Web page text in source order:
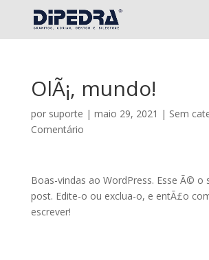
OlÃ¡, mundo!
por suporte | maio 29, 2021 | Sem
Comentário
Boas-vindas ao WordPress. Esse Ã© o
post. Edite-o ou exclua-o, e entÃ£o
escrever!